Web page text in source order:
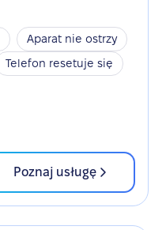
Aparat nie ostrzy
Telefon resetuje się
Poznaj usługę